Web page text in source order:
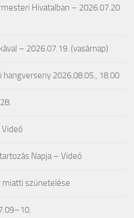
Hivatalban – 2026.07.20
– 2026.07.19. (vasárnap)
2026.08.05., 18.00
Napja – Videó
miatti szünetelése